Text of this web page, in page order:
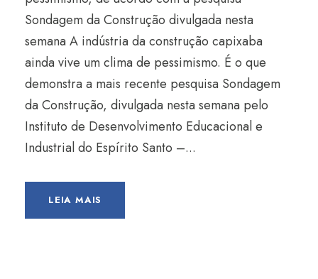
Sondagem da Construção divulgada nesta
semana A indústria da construção capixaba
ainda vive um clima de pessimismo. É o que
demonstra a mais recente pesquisa Sondagem
da Construção, divulgada nesta semana pelo
Instituto de Desenvolvimento Educacional e
Industrial do Espírito Santo –...
LEIA MAIS